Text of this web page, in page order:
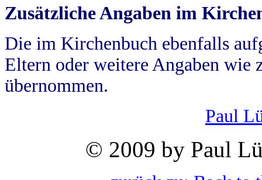
Zusätzliche Angaben im
Die im Kirchenbuch ebenfalls
Eltern oder weitere Angaben wie
übernommen.
Paul
© 2009 by Paul